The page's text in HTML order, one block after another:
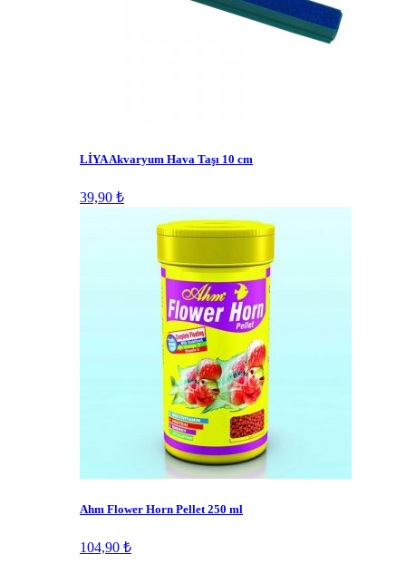
LİYA Akvaryum Hava Taşı 10 cm
39,90 ₺
Ahm Flower Horn Pellet 250 ml
104,90 ₺